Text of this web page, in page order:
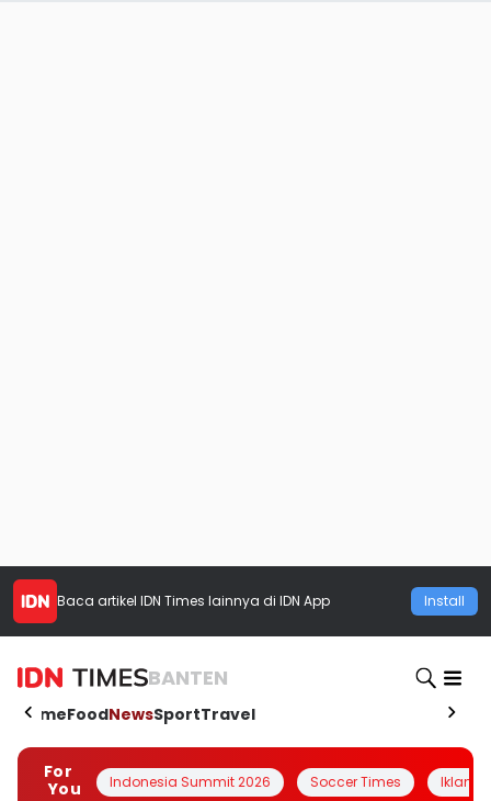
Baca artikel IDN Times lainnya di IDN App Install
BANTEN
HomeFoodNewsSportTravel
For
You
Indonesia Summit 2026 Soccer Times Iklanin